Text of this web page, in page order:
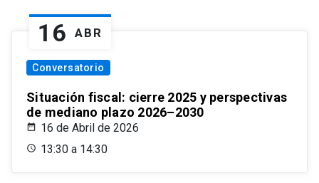
16 ABR
Conversatorio
Situación fiscal: cierre 2025 y perspectivas
de mediano plazo 2026–2030
16 de Abril de 2026
13:30 a 14:30